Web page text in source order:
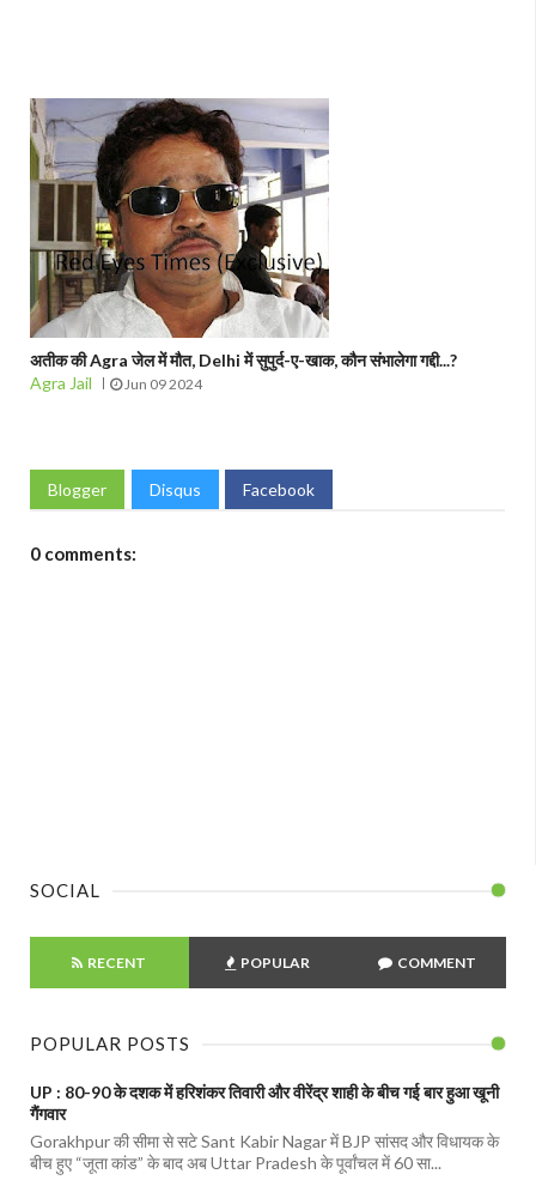
अतीक की Agra जेल में मौत, Delhi में सुपुर्द-ए-खाक, कौन संभालेगा गद्दी...?
Agra Jail
Jun 09 2024
Blogger Disqus Facebook
0 comments:
SOCIAL
RECENT POPULAR COMMENT
POPULAR POSTS
UP : 80-90 के दशक में हरिशंकर तिवारी और वीरेंद्र शाही के बीच गई बार हुआ खूनी
गैंगवार
Gorakhpur की सीमा से सटे Sant Kabir Nagar में BJP सांसद और विधायक के
बीच हुए “जूता कांड” के बाद अब Uttar Pradesh के पूर्वांचल में 60 सा...